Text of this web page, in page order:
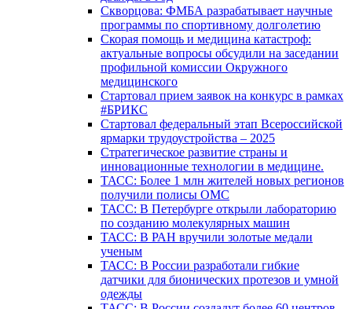
Скворцова: ФМБА разрабатывает научные
программы по спортивному долголетию
Скорая помощь и медицина катастроф:
актуальные вопросы обсудили на заседании
профильной комиссии Окружного
медицинского
Стартовал прием заявок на конкурс в рамках
#БРИКС
Стартовал федеральный этап Всероссийской
ярмарки трудоустройства – 2025
Стратегическое развитие страны и
инновационные технологии в медицине.
ТАСС: Более 1 млн жителей новых регионов
получили полисы ОМС
ТАСС: В Петербурге открыли лабораторию
по созданию молекулярных машин
ТАСС: В РАН вручили золотые медали
ученым
ТАСС: В России разработали гибкие
датчики для бионических протезов и умной
одежды